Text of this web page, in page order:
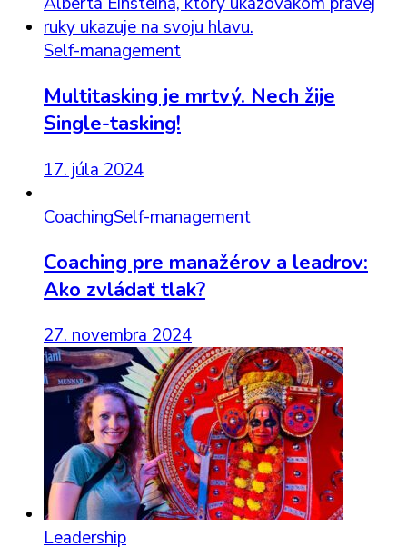
Self-management
Multitasking je mrtvý. Nech žije
Single-tasking!
17. júla 2024
CoachingSelf-management
Coaching pre manažérov a leadrov:
Ako zvládať tlak?
27. novembra 2024
Leadership